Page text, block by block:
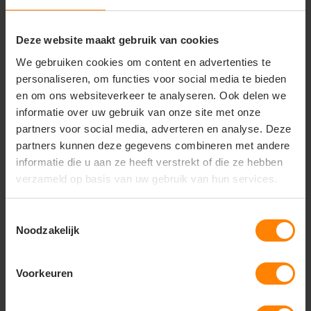
Deze website maakt gebruik van cookies
We gebruiken cookies om content en advertenties te
personaliseren, om functies voor social media te bieden
en om ons websiteverkeer te analyseren. Ook delen we
informatie over uw gebruik van onze site met onze
partners voor social media, adverteren en analyse. Deze
partners kunnen deze gegevens combineren met andere
informatie die u aan ze heeft verstrekt of die ze hebben
verzameld op basis van uw gebruik van hun services.
Noodzakelijk
Voorkeuren
Pasvorm:Moderne herenpasvorm
(Regular/Modern fit) voor een strak en comfortabel
silhouet
Duurzaamheid:
Hoogwaardige afwerking van de
naden voor een lange levensduur en vormbehoud
Afwerking:Gladde textuur die een optimaal
resultaat garandeert bij bedrukken en borduren
Vragen? Neem contact
klantenservice
call